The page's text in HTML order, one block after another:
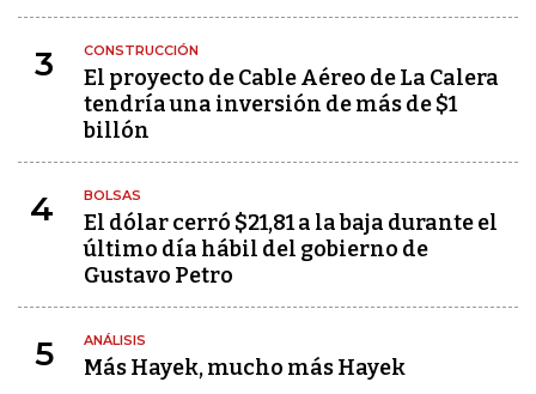
3 CONSTRUCCIÓN
El proyecto de Cable Aéreo de La Calera
tendría una inversión de más de $1
billón
4 BOLSAS
El dólar cerró $21,81 a la baja durante el
último día hábil del gobierno de
Gustavo Petro
5 ANÁLISIS
Más Hayek, mucho más Hayek